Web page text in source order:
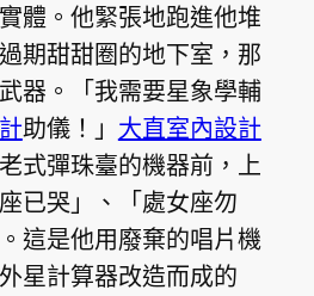
體。他緊張地跑進他堆
期甜甜圈的地下室，那
器。「我需要星象學輔
助儀！」 大直室內設計
式彈珠臺的機器前，上
已哭」、「處女座勿
這是他用廢棄的唱片機
星計算器改造而成的